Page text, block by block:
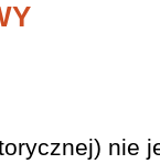
nie